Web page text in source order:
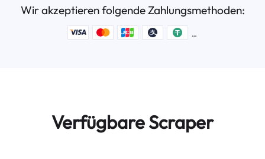
Wir akzeptieren folgende Zahlungsmethoden:
Verfügbare Scraper